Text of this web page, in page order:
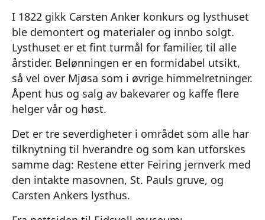
I 1822 gikk Carsten Anker konkurs og lysthuset
ble demontert og materialer og innbo solgt.
Lysthuset er et fint turmål for familier, til alle
årstider. Belønningen er en formidabel utsikt,
så vel over Mjøsa som i øvrige himmelretninger.
Åpent hus og salg av bakevarer og kaffe flere
helger vår og høst.
Det er tre severdigheter i området som alle har
tilknytning til hverandre og som kan utforskes
samme dag: Restene etter Feiring jernverk med
den intakte masovnen, St. Pauls gruve, og
Carsten Ankers lysthus.